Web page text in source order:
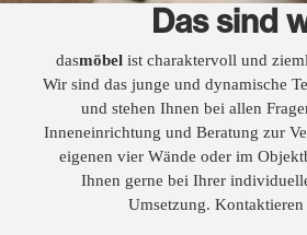
Das sind
dasmöbelist charaktervoll und
Wir sind das junge und dynamische
und stehen Ihnen bei allen
Inneneinrichtung und Beratung zur
eigenen vier Wände oder im
Ihnen gerne bei Ihrer
Umsetzung. Kontaktieren